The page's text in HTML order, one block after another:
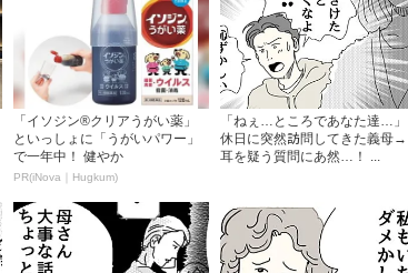
「イソジン®クリアうがい薬」
といっしょに「うがいパワー」
で一年中！ 健やか
PR(iNova｜Hugkum)
「ねぇ…ところであなた達…」
休日に突然訪問してきた義母→
耳を疑う質問にあ然…！ ...